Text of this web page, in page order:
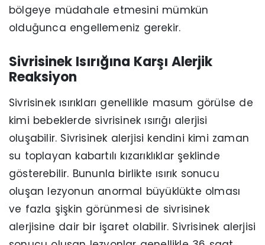
bölgeye müdahale etmesini mümkün
olduğunca engellemeniz gerekir.
Sivrisinek Isırığına Karşı Alerjik
Reaksiyon
Sivrisinek ısırıkları genellikle masum görülse de
kimi bebeklerde sivrisinek ısırığı alerjisi
oluşabilir. Sivrisinek alerjisi kendini kimi zaman
su toplayan kabartılı kızarıklıklar şeklinde
gösterebilir. Bununla birlikte ısırık sonucu
oluşan lezyonun anormal büyüklükte olması
ve fazla şişkin görünmesi de sivrisinek
alerjisine dair bir işaret olabilir. Sivrisinek alerjisi